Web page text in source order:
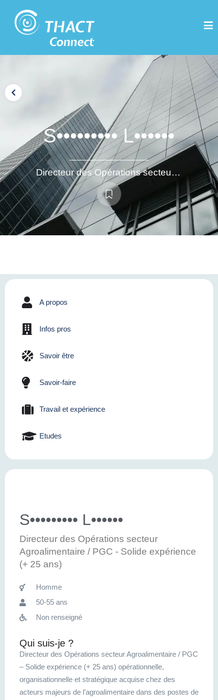
S••••••••• L••••••
Directeur des Opérations secteur Agroalimentaire / PGC - Solide expérience (+ 25 ans)
A propos
Infos pros
Savoir être
Savoir-faire
Travail et expérience
Etudes
S••••••••• L••••••
Directeur des Opérations secteur
Agroalimentaire / PGC - Solide expérience
(+ 25 ans)
Homme
50-55 ans
Non renseigné
Qui suis-je ?
Directeur des Opérations secteur Agroalimentaire / PGC
– Solide expérience (+ 25 ans) opérationnelle,
organisationnelle et stratégique acquise chez des
acteurs majeurs de l’agroalimentaire dans des postes de